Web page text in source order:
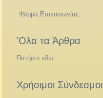
Φόρμα Επικοινωνίας
'Ολα τα Άρθρα
Πατήστε εδώ...
Χρήσιμοι Σύνδεσμοι